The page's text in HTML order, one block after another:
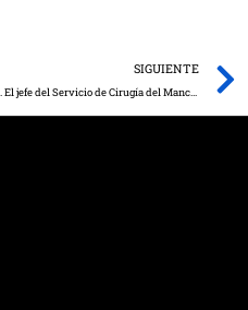
y de Emergencia
SIGUIENTE
El jefe del Servicio de Cirugía del Mancha Centro, primer español Miembro Honorario del Fellow Europeo de Cirugía Mínimamente Invasiva